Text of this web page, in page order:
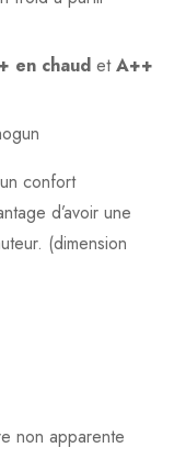
en chaud etA++
confort
d’avoir une
(dimension
non apparente